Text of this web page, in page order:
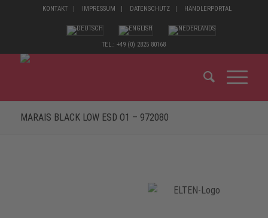
KONTAKT IMPRESSUM DATENSCHUTZ HÄNDLERPORTAL
TEL.: +49 (0) 2825 80168
MARAIS BLACK LOW ESD O1 – 972080